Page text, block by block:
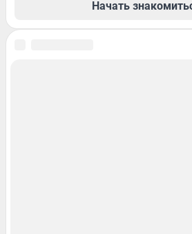
Начать